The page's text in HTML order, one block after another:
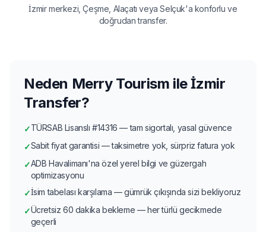
İzmir merkezi, Çeşme, Alaçatı veya Selçuk'a konforlu ve
doğrudan transfer.
Neden Merry Tourism ile İzmir
Transfer?
✓TÜRSAB Lisanslı #14316 — tam sigortalı, yasal güvence
✓Sabit fiyat garantisi — taksimetre yok, sürpriz fatura yok
✓ADB Havalimanı'na özel yerel bilgi ve güzergah
optimizasyonu
✓İsim tabelası karşılama — gümrük çıkışında sizi bekliyoruz
✓Ücretsiz 60 dakika bekleme — her türlü gecikmede
geçerli